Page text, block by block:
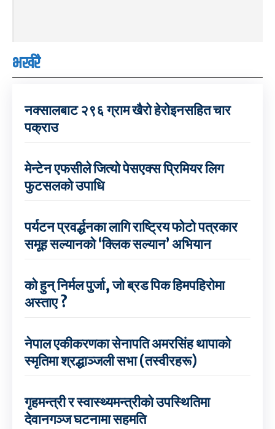
भर्खरै
नक्सालबाट २९६ ग्राम खैरो हेरोइनसहित चार
पक्राउ
मेन्टेन एफसीले जित्यो पेसएक्स प्रिमियर लिग
फुटसलको उपाधि
पर्यटन प्रवर्द्धनका लागि राष्ट्रिय फोटो पत्रकार
समूह सल्यानको ‘क्लिक सल्यान’ अभियान
को हुन् निर्मल पुर्जा, जो ब्रड पिक हिमपहिरोमा
अस्ताए ?
नेपाल एकीकरणका सेनापति अमरसिंह थापाको
स्मृतिमा श्रद्धाञ्जली सभा (तस्वीरहरू)
गृहमन्त्री र स्वास्थ्यमन्त्रीको उपस्थितिमा
देवानगञ्ज घटनामा सहमति